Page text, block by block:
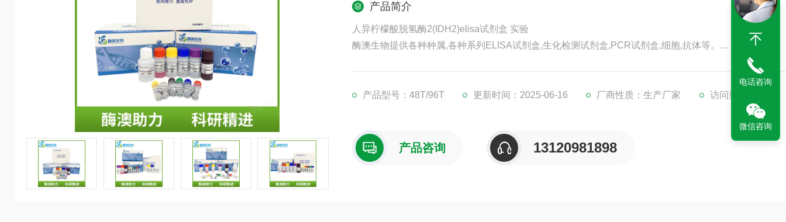
产品简介
人异柠檬酸脱氢酶2(IDH2)elisa试剂盒 实验
酶澳生物提供各种种属,各种系列ELISA试剂盒,生化检测试剂盒,PCR试剂盒,细胞,抗体等。
产品型号：48T/96T
更新时间：2025-06-16 厂商性质：生产厂家 访问量：308
产品咨询 13120981898
电话咨询
微信咨询